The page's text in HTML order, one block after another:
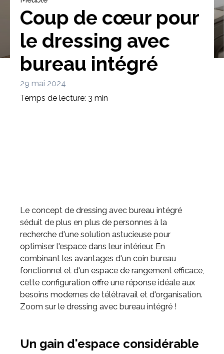
Inspirez-vous du catalogue
Personnalisez nos modèles pour créer le meuble qui vous
ressemble.
Bibliothèque Meuble tv
Coup de cœur pour
le dressing avec
bureau intégré
29 mai 2024
Temps de lecture: 3 min
Le concept de dressing avec bureau intégré
séduit de plus en plus de personnes à la
recherche d'une solution astucieuse pour
optimiser l'espace dans leur intérieur. En
combinant les avantages d'un coin bureau
fonctionnel et d'un espace de rangement efficace,
cette configuration offre une réponse idéale aux
besoins modernes de télétravail et d'organisation.
Zoom sur le dressing avec bureau intégré !
Un gain d'espace considérable